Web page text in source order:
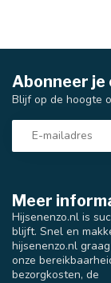
Meer
Hijsenenzo.nl is
blijft. Snel en
hijsenenzo.nl
onze
bezorgkosten, de
Abonneer je
Blijf op de hoogte